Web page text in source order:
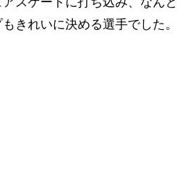
きれいに決める選手でした。